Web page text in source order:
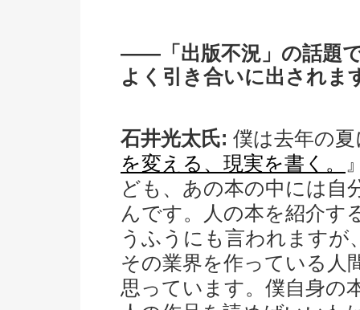
――「出版不況」の話題
よく引き合いに出されま
石井光太氏: 僕は去年の夏
を変える、現実を書く。
ども、あの本の中には自
んです。人の本を紹介す
うふうにも言われますが
その業界を作っている人
思っています。僕自身の